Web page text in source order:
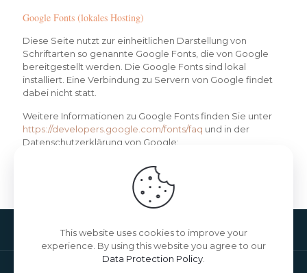
Google Fonts (lokales Hosting)
Diese Seite nutzt zur einheitlichen Darstellung von
Schriftarten so genannte Google Fonts, die von Google
bereitgestellt werden. Die Google Fonts sind lokal
installiert. Eine Verbindung zu Servern von Google findet
dabei nicht statt.
Weitere Informationen zu Google Fonts finden Sie unter
https://developers.google.com/fonts/faq und in der
Datenschutzerklärung von Google:
https://www.e-recht24.de
This website uses cookies to improve your
experience. By using this website you agree to our
Data Protection Policy